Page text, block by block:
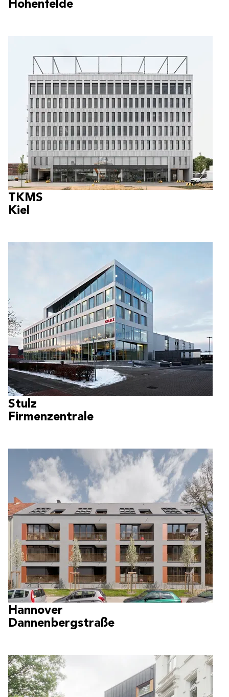
Hohenfelde
TKMS
Kiel
Stulz
Firmenzentrale
Hannover
Dannenbergstraße